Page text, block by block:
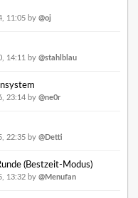
11:05 by @oj
14:11 by @stahlblau
23:14 by @ne0r
22:35 by @Detti
(Bestzeit-Modus)
13:32 by @Menufan